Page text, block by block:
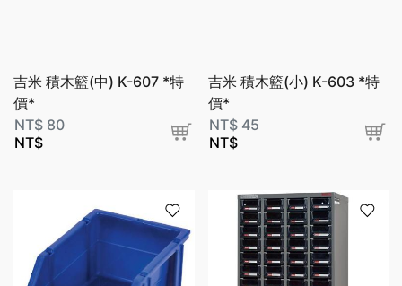
吉米 積木籃(中) K-607 *特
價*
NT$80
NT$
吉米 積木籃(小) K-603 *特
價*
NT$45
NT$